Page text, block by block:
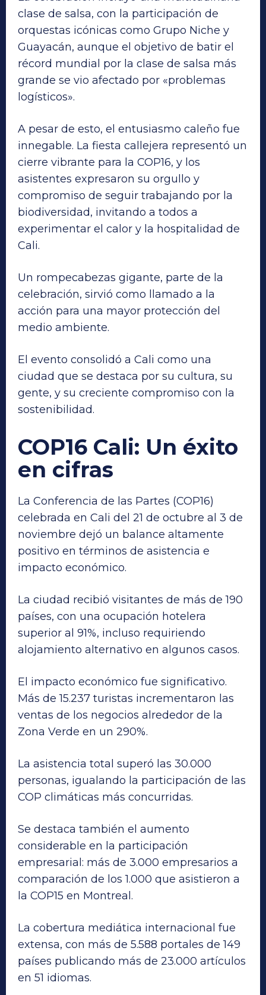
clase de salsa, con la participación de
orquestas icónicas como Grupo Niche y
Guayacán, aunque el objetivo de batir el
récord mundial por la clase de salsa más
grande se vio afectado por «problemas
logísticos».
A pesar de esto, el entusiasmo caleño fue
innegable. La fiesta callejera representó un
cierre vibrante para la COP16, y los
asistentes expresaron su orgullo y
compromiso de seguir trabajando por la
biodiversidad, invitando a todos a
experimentar el calor y la hospitalidad de
Cali.
Un rompecabezas gigante, parte de la
celebración, sirvió como llamado a la
acción para una mayor protección del
medio ambiente.
El evento consolidó a Cali como una
ciudad que se destaca por su cultura, su
gente, y su creciente compromiso con la
sostenibilidad.
COP16 Cali: Un éxito
en cifras
La Conferencia de las Partes (COP16)
celebrada en Cali del 21 de octubre al 3 de
noviembre dejó un balance altamente
positivo en términos de asistencia e
impacto económico.
La ciudad recibió visitantes de más de 190
países, con una ocupación hotelera
superior al 91%, incluso requiriendo
alojamiento alternativo en algunos casos.
El impacto económico fue significativo.
Más de 15.237 turistas incrementaron las
ventas de los negocios alrededor de la
Zona Verde en un 290%.
La asistencia total superó las 30.000
personas, igualando la participación de las
COP climáticas más concurridas.
Se destaca también el aumento
considerable en la participación
empresarial: más de 3.000 empresarios a
comparación de los 1.000 que asistieron a
la COP15 en Montreal.
La cobertura mediática internacional fue
extensa, con más de 5.588 portales de 149
países publicando más de 23.000 artículos
en 51 idiomas.